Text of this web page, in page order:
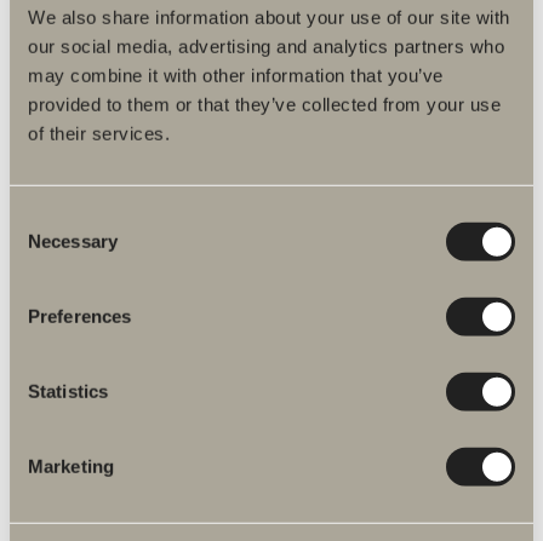
We also share information about your use of our site with
our social media, advertising and analytics partners who
may combine it with other information that you’ve
provided to them or that they’ve collected from your use
of their services.
Selection
Necessary
Preferences
Statistics
Marketing
Stringent, långsmalt och tunnt i ett kantigt uttryck och samtidigt med